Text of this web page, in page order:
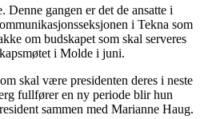
gangen er det de ansatte i
i Tekna som
om budskapet som skal serveres
i Molde i juni.
skal være presidenten deres i neste
fullfører en ny periode blir hun
sammen med Marianne Haug.